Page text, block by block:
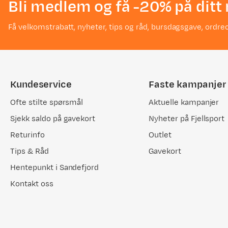
6 år siden
NB! Hvis du går fra Gränsfors økser til "vanlige" så risikerer
Jante
Bekreftet kjøper
7 måneder siden
Valgt farge: Wood/Grey
Bli medlem og få -20% på
Få velkomstrabatt, nyheter, tips og råd, bursdagsgave,
Kundeservice
Ofte stilte spørsmål
Sjekk saldo på gavekort
Returinfo
Tips & Råd
Hentepunkt i Sandefjord
Kontakt oss
Faste kampanjer
Aktuelle kampanjer
Nyheter på Fjellsport
Outlet
Gavekort